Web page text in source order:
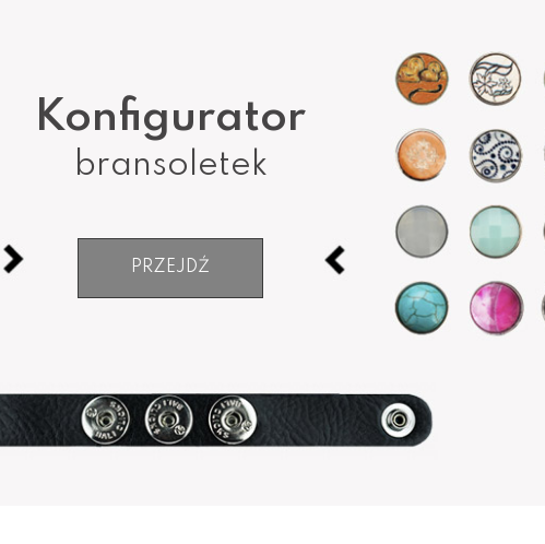
Konfigurator
bransoletek
PRZEJDŹ